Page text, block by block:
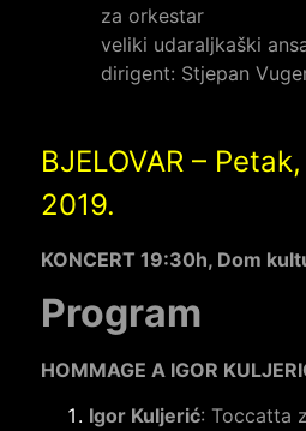
za orkestar
veliki udaraljkaški
dirigent: Stjepan
BJELOVAR –
2019.
KONCERT 19:30h, Dom
Program
HOMMAGE A IGOR
Igor Kuljerić: Toccatta